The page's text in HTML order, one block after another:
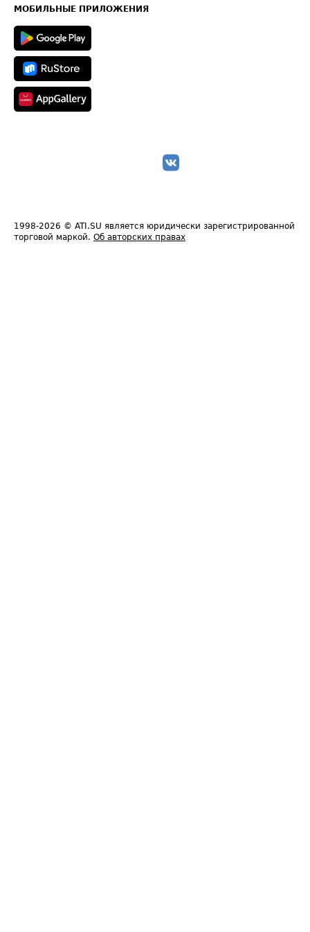
Техническая информация
МОБИЛЬНЫЕ ПРИЛОЖЕНИЯ
1998-2026 © ATI.SU является юридически зарегистрированной
торговой маркой. Об авторских правах